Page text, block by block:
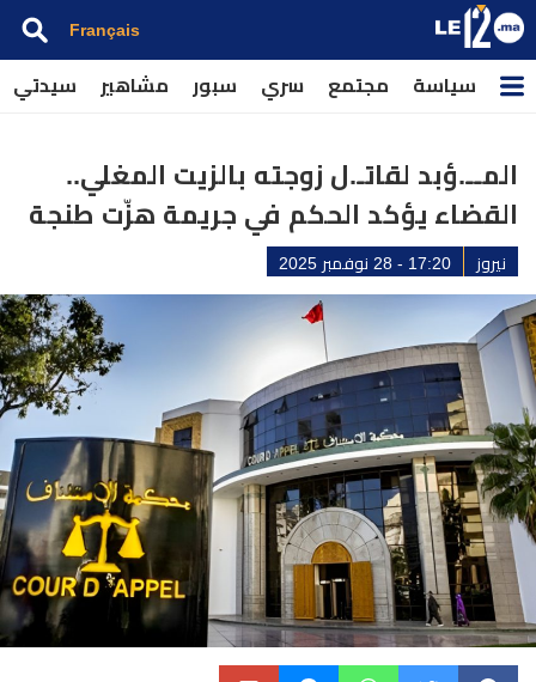
Français
سياسة مجتمع سري سبور مشاهير سيدتي
المــ.ؤبد لقاتـ.ل زوجته بالزيت المغلي..
القضاء يؤكد الحكم في جريمة هزّت طنجة
نيروز 17:20 - 28 نوفمبر 2025